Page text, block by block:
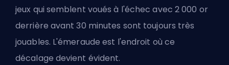
jeux qui semblent voués à l'échec avec 2 000 or
derrière avant 30 minutes sont toujours très
jouables. L'émeraude est l'endroit où ce
décalage devient évident.